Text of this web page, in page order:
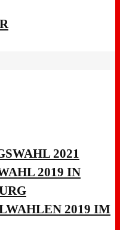
2021
2019 IN
2019 IM